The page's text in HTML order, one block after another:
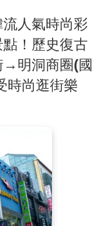
您絕對不能錯
序調整，不便之處
】南山公園＋
爾市的象徵，
往；2005年12
設施，並有餐
空間。愛情鎖
首爾塔別館寬
景。因為知名
，因此這裡變
這裡鎖上象徵
人氣時尚彩
！歷史復古
→明洞商圈(國
時尚逛街樂